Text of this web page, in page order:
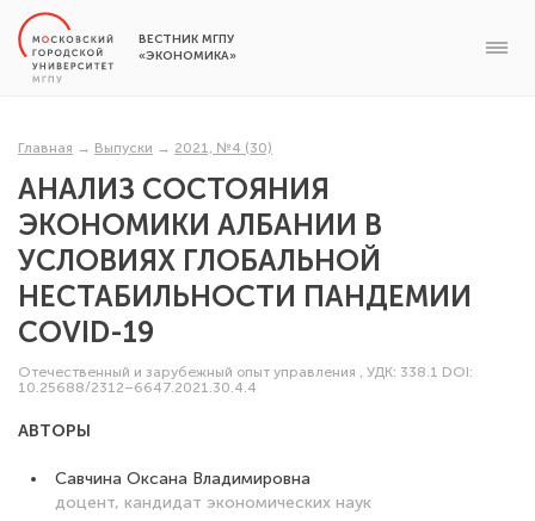
ВЕСТНИК МГПУ
«ЭКОНОМИКА»
Главная → Выпуски → 2021, №4 (30)
АНАЛИЗ СОСТОЯНИЯ
ЭКОНОМИКИ АЛБАНИИ В
УСЛОВИЯХ ГЛОБАЛЬНОЙ
НЕСТАБИЛЬНОСТИ ПАНДЕМИИ
COVID-19
Отечественный и зарубежный опыт управления , УДК: 338.1 DOI:
10.25688/2312–6647.2021.30.4.4
АВТОРЫ
Савчина Оксана Владимировна
доцент, кандидат экономических наук